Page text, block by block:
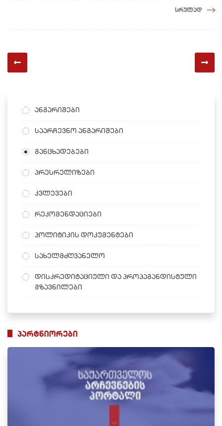
სრულად
ანგარიშები
საარჩევნო ანგარიშები
განცხადებები
პრესრელიზები
კვლევები
რეკომენდაციები
პოლიტიკის დოკუმენტები
სახელმძღვანელო
დისკრედიტაციული და პროპაგანდისტული
გზავნილები
პარტნიორები